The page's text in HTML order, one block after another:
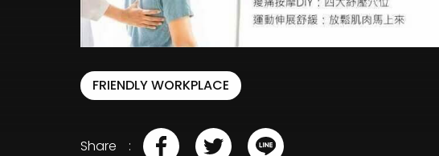
FRIENDLY WORKPLACE
Share